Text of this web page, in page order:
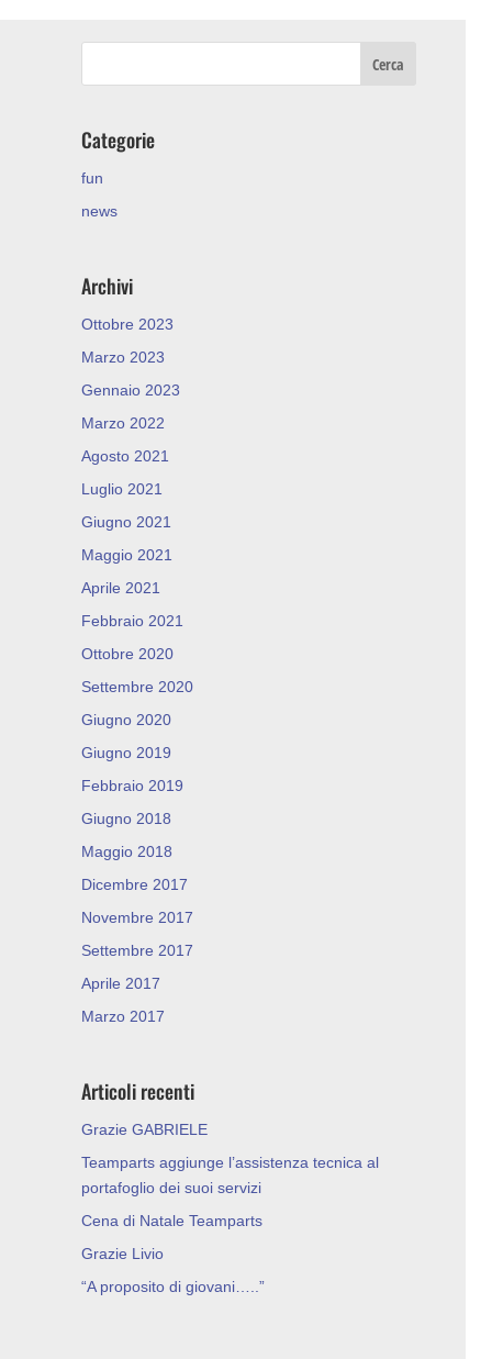
Categorie
fun
news
Archivi
Ottobre 2023
Marzo 2023
Gennaio 2023
Marzo 2022
Agosto 2021
Luglio 2021
Giugno 2021
Maggio 2021
Aprile 2021
Febbraio 2021
Ottobre 2020
Settembre 2020
Giugno 2020
Giugno 2019
Febbraio 2019
Giugno 2018
Maggio 2018
Dicembre 2017
Novembre 2017
Settembre 2017
Aprile 2017
Marzo 2017
Articoli recenti
Grazie GABRIELE
Teamparts aggiunge l’assistenza tecnica al
portafoglio dei suoi servizi
Cena di Natale Teamparts
Grazie Livio
“A proposito di giovani…..”